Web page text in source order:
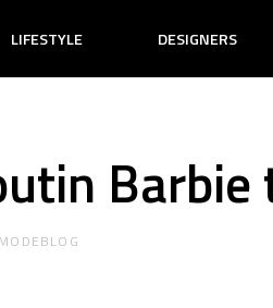
LIFESTYLE DESIGNERS
Barbie